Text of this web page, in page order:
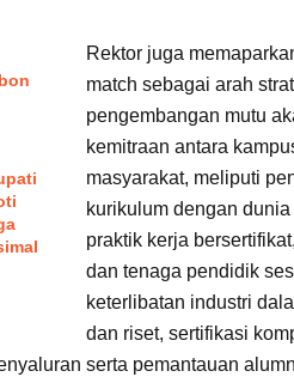
Rektor juga
match sebagai arah
pengembangan mutu
kemitraan antara
masyarakat, meliputi
kurikulum dengan
praktik kerja
dan tenaga pendidik
keterlibatan industri
dan riset, sertifikasi
serta pemantauan